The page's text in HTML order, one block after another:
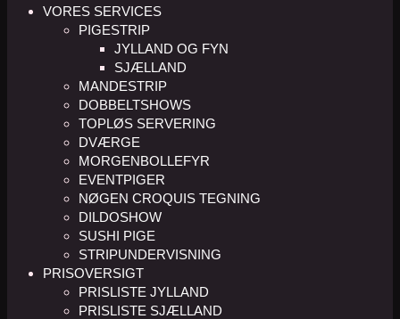
VORES SERVICES
PIGESTRIP
JYLLAND OG FYN
SJÆLLAND
MANDESTRIP
DOBBELTSHOWS
TOPLØS SERVERING
DVÆRGE
MORGENBOLLEFYR
EVENTPIGER
NØGEN CROQUIS TEGNING
DILDOSHOW
SUSHI PIGE
STRIPUNDERVISNING
PRISOVERSIGT
PRISLISTE JYLLAND
PRISLISTE SJÆLLAND